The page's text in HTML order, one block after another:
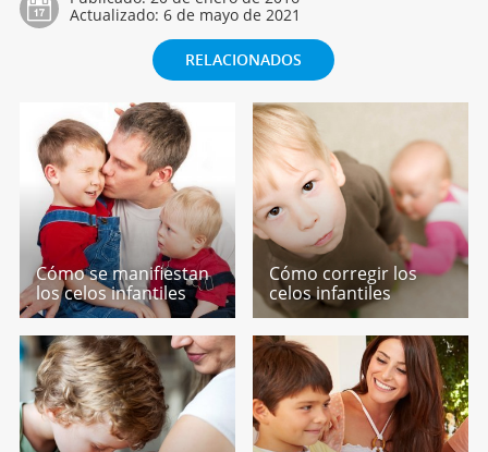
Actualizado: 6 de mayo de 2021
RELACIONADOS
Cómo se manifiestan
los celos infantiles
Cómo corregir los
celos infantiles